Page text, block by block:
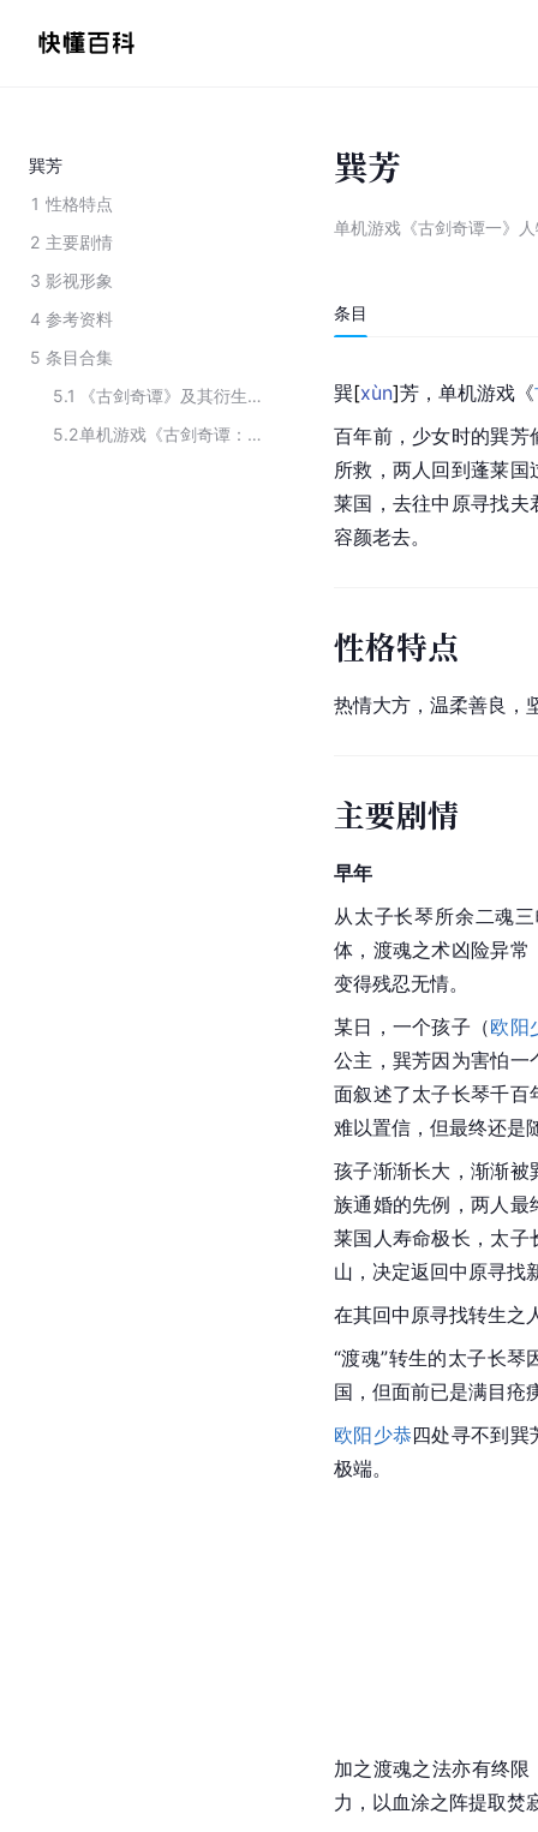
巽芳
1 性格特点
2 主要剧情
3 影视形象
4 参考资料
5 条目合集
5.1
《古剑奇谭》及其衍生作品中的主演角色
5.2
单机游戏《古剑奇谭：琴心剑魄今何在》的角色
巽芳
单机游戏《古剑奇谭一》
条目
巽[xùn]芳，单机游戏《
百年前，少女时的巽芳
所救，两人回到蓬莱
莱国，去往中原寻找夫
容颜老去。
性格特点
热情大方，温柔善良，
主要剧情
早年
从 太子长琴 所余二魂
体，渡魂之术凶险异常
变得残忍无情。
某日，一个孩子（欧阳
公主，巽芳因为害怕一
面叙述了太子长琴千百
难以置信，但最终还是
孩子渐渐长大，渐渐被
族通婚的先例，两人
莱国人寿命极长，太
山，决定返回中原寻找
在其回中原寻找转生之
“渡魂”转生的太子长
国，但面前已是满目疮
欧阳少恭四处寻不到巽
极端。
加之渡魂之法亦有终
力，以血涂之阵提取焚